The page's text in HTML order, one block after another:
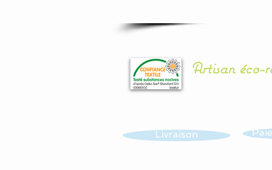
Artisan éco-
Livraison